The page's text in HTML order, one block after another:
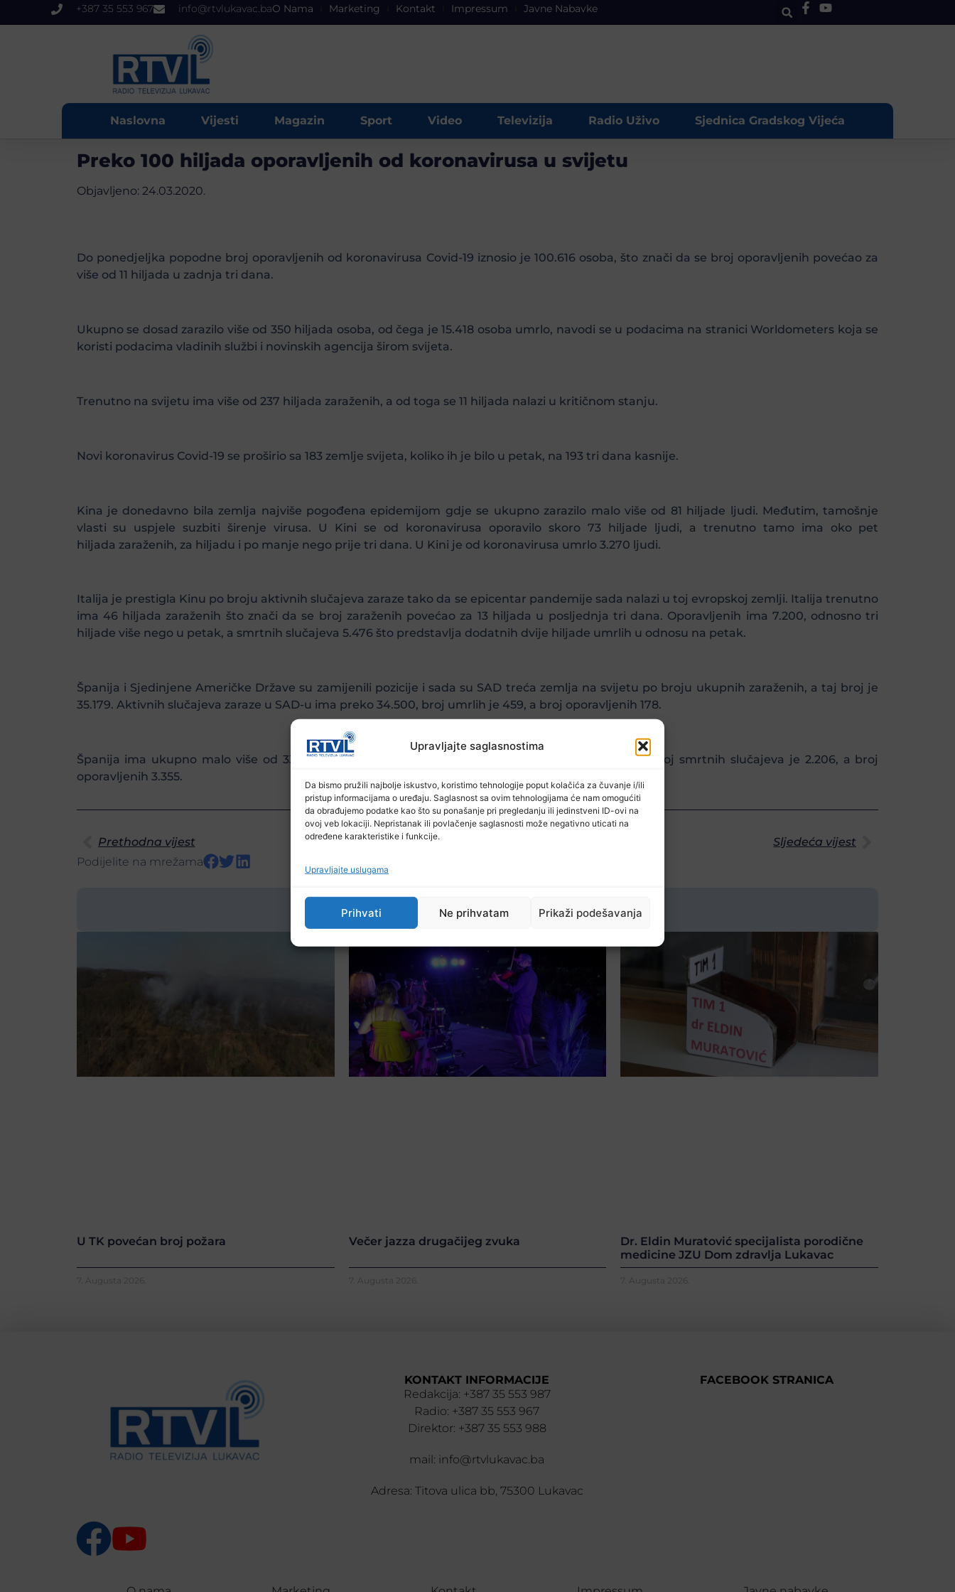
Upravljajte saglasnostima
Da bismo pružili najbolje iskustvo, koristimo tehnologije poput kolačića za čuvanje i/ili
pristup informacijama o uređaju. Saglasnost sa ovim tehnologijama će nam omogućiti
da obrađujemo podatke kao što su ponašanje pri pregledanju ili jedinstveni ID-ovi na
ovoj veb lokaciji. Nepristanak ili povlačenje saglasnosti može negativno uticati na
određene karakteristike i funkcije.
Upravljajte uslugama
Prihvati Ne prihvatam Prikaži podešavanja
+387 35 553 967 info@rtvlukavac.baO Nama Marketing Kontakt Impressum Javne Nabavke
Naslovna Vijesti Magazin Sport Video Televizija Radio Uživo Sjednica Gradskog Vijeća
Preko 100 hiljada oporavljenih od koronavirusa u svijetu
Objavljeno: 24.03.2020.
Do ponedjeljka popodne broj oporavljenih od koronavirusa Covid-19 iznosio je 100.616 osoba, što znači da se broj oporavljenih povećao za
više od 11 hiljada u zadnja tri dana.
Ukupno se dosad zarazilo više od 350 hiljada osoba, od čega je 15.418 osoba umrlo, navodi se u podacima na stranici Worldometers koja se
koristi podacima vladinih službi i novinskih agencija širom svijeta.
Trenutno na svijetu ima više od 237 hiljada zaraženih, a od toga se 11 hiljada nalazi u kritičnom stanju.
Novi koronavirus Covid-19 se proširio sa 183 zemlje svijeta, koliko ih je bilo u petak, na 193 tri dana kasnije.
Kina je donedavno bila zemlja najviše pogođena epidemijom gdje se ukupno zarazilo malo više od 81 hiljade ljudi. Međutim, tamošnje
vlasti su uspjele suzbiti širenje virusa. U Kini se od koronavirusa oporavilo skoro 73 hiljade ljudi, a trenutno tamo ima oko pet
hiljada zaraženih, za hiljadu i po manje nego prije tri dana. U Kini je od koronavirusa umrlo 3.270 ljudi.
Italija je prestigla Kinu po broju aktivnih slučajeva zaraze tako da se epicentar pandemije sada nalazi u toj evropskoj zemlji. Italija trenutno
ima 46 hiljada zaraženih što znači da se broj zaraženih povećao za 13 hiljada u posljednja tri dana. Oporavljenih ima 7.200, odnosno tri
hiljade više nego u petak, a smrtnih slučajeva 5.476 što predstavlja dodatnih dvije hiljade umrlih u odnosu na petak.
Španija i Sjedinjene Američke Države su zamijenili pozicije i sada su SAD treća zemlja na svijetu po broju ukupnih zaraženih, a taj broj je
35.179. Aktivnih slučajeva zaraze u SAD-u ima preko 34.500, broj umrlih je 459, a broj oporavljenih 178.
Španija ima ukupno malo više od 33 hiljade zaraženih. Aktivnih slučajeva zaraze je 27,5 hiljada. Broj smrtnih slučajeva je 2.206, a broj
oporavljenih 3.355.
Prethodna vijest
Sljedeća vijest
Podijelite na mrežama
Ostale novosti
U TK povećan broj požara
7. Augusta 2026.
Večer jazza drugačijeg zvuka
7. Augusta 2026.
Dr. Eldin Muratović specijalista porodične
medicine JZU Dom zdravlja Lukavac
7. Augusta 2026.
KONTAKT INFORMACIJE
Redakcija: +387 35 553 987
Radio: +387 35 553 967
Direktor: +387 35 553 988
mail: info@rtvlukavac.ba
Adresa: Titova ulica bb, 75300 Lukavac
FACEBOOK STRANICA